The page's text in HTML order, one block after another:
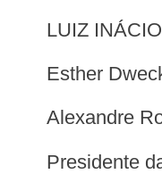
LUIZ
Esther
Alexandre
Presidente